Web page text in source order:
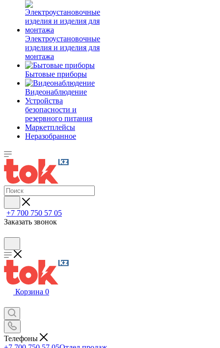
Электроустановочные
изделия и изделия для
монтажа
Бытовые приборы
Видеонаблюдение
Устройства
безопасности и
резервного питания
Маркетплейсы
Неразобранное
+7 700 750 57 05
Заказать звонок
Корзина 0
Телефоны